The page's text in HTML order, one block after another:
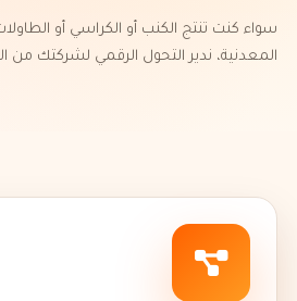
سواء كنت تنتج الكنب أو الكراسي أو
المعدنية، ندير التحول الرقمي لشركتك من